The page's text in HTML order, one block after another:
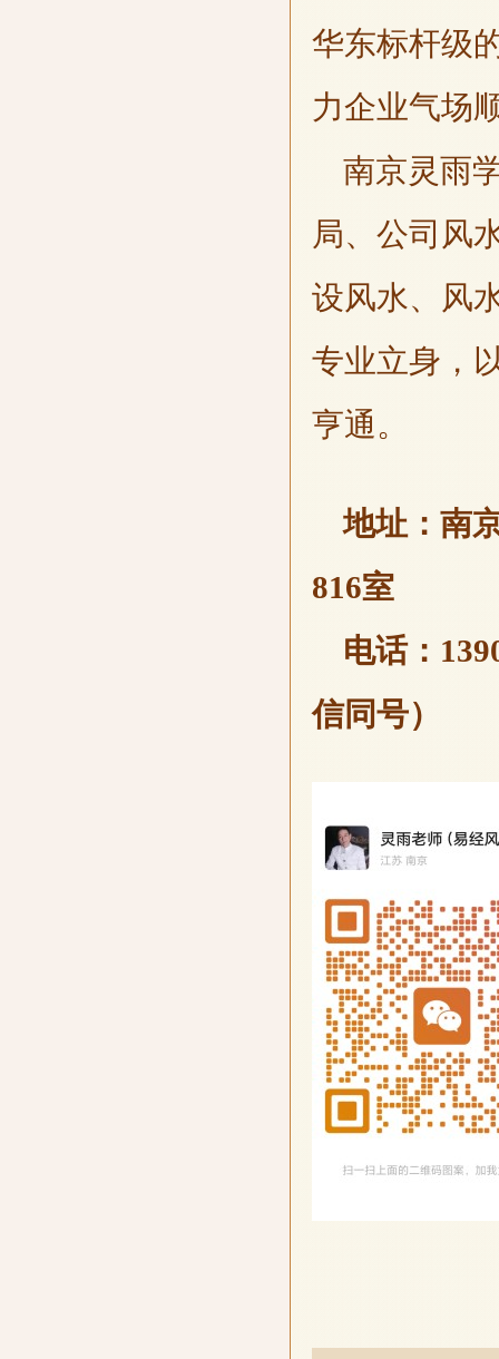
华东标杆级
力企业气场
南京灵雨
局、公司风
设风水、风
专业立身，
亨通。
地址：南
816室
电话：
信同号）